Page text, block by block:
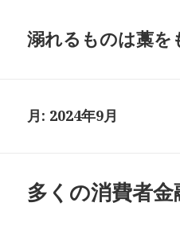
溺れるものは藁を
月: 2024年9月
多くの消費者金